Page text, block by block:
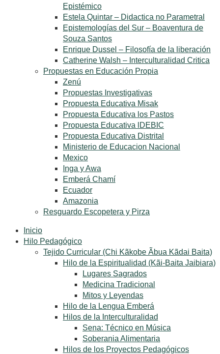
Epistémico
Estela Quintar – Didactica no Parametral
Epistemologías del Sur – Boaventura de
Souza Santos
Enrique Dussel – Filosofía de la liberación
Catherine Walsh – Interculturalidad Critica
Propuestas en Educación Propia
Zenú
Propuestas Investigativas
Propuesta Educativa Misak
Propuesta Educativa los Pastos
Propuesta Educativa lDEBIC
Propuesta Educativa Distrital
Ministerio de Educacion Nacional
Mexico
Inga y Awa
Emberá Chamí
Ecuador
Amazonia
Resguardo Escopetera y Pirza
Inicio
Hilo Pedagógico
Tejido Curricular (Chi Kãkobe Ãbua Kãdai Baita)
Hilo de la Espiritualidad (Kãi-Baita Jaibiara)
Lugares Sagrados
Medicina Tradicional
Mitos y Leyendas
Hilo de la Lengua Emberá
Hilos de la Interculturalidad
Sena: Técnico en Música
Soberania Alimentaria
Hilos de los Proyectos Pedagógicos